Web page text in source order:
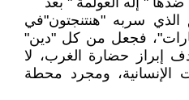
الذي سربه "هنتنجتون"في
فجعل من كل "دين"
إبراز حضارة الغرب، لا
الإنسانية، ومجرد محطة